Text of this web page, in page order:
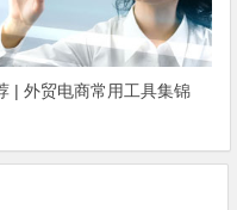
| 外贸电商常用工具集锦